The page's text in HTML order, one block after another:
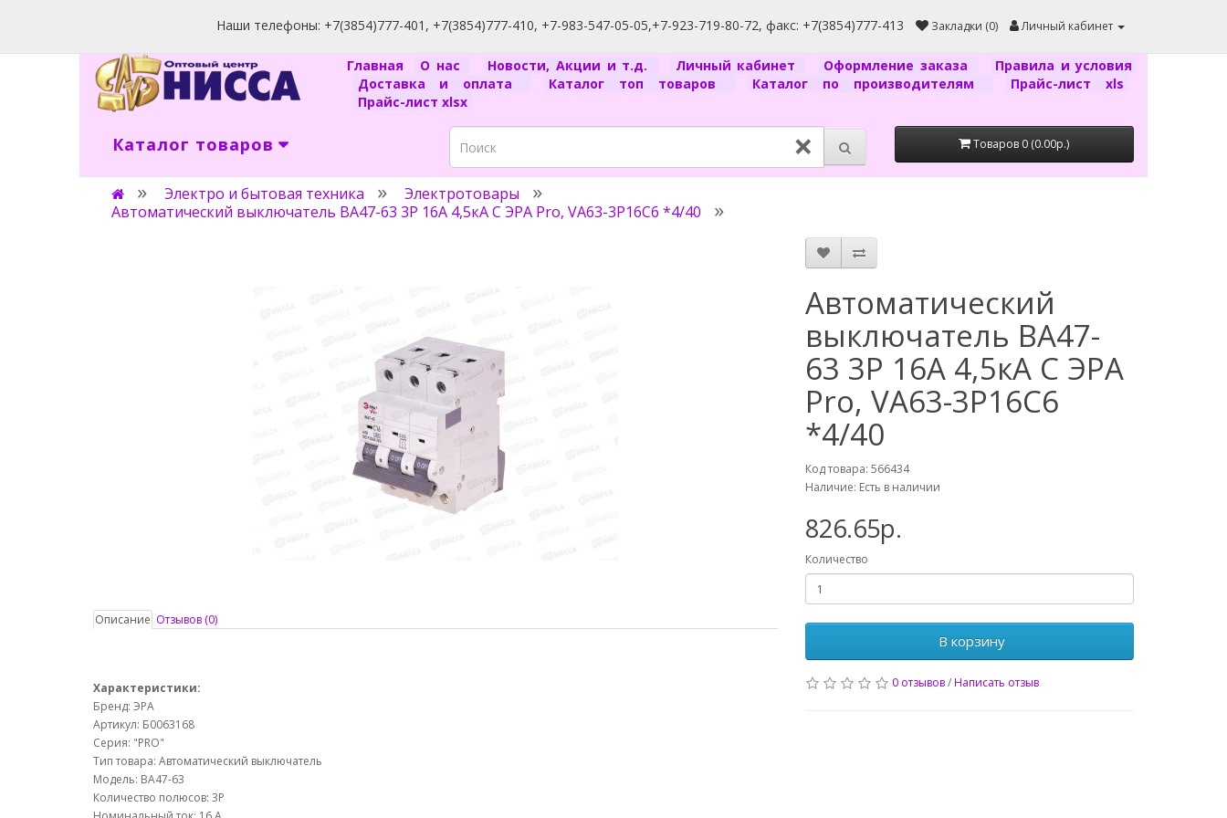
Наши телефоны: +7(3854)777-401, +7(3854)777-410, +7-983-547-05-05,+7-923-719-80-72, факс: +7(3854)777-413 Закладки (0) Личный кабинет
Главная О нас Новости, Акции и т.д. Личный кабинет Оформление заказа
Правила и условия
Доставка и оплата
Каталог топ товаров Каталог по производителям
Прайс-лист xls
Прайс-лист xlsx
Каталог товаров × Товаров 0 (0.00р.)
Электро и бытовая техника
Электротовары
Автоматический выключатель ВА47-63 3P 16А 4,5кА C ЭРА Pro, VA63-3P16C6 *4/40
Описание Отзывов (0)
Характеристики:
Бренд: ЭРА
Артикул: Б0063168
Серия: "PRO"
Тип товара: Автоматический выключатель
Модель: ВА47-63
Количество полюсов: 3Р
Автоматический
выключатель ВА47-
63 3P 16А 4,5кА C ЭРА
Pro, VA63-3P16C6
*4/40
Код товара: 566434
Наличие: Есть в наличии
826.65р.
Количество
В корзину
0 отзывов/Написать отзыв